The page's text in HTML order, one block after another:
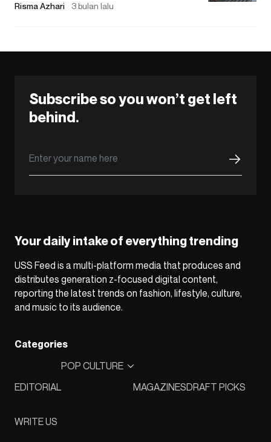
Risma Azhari 3 bulan lalu
Subscribe so you won’t get left
behind.
Your daily intake of everything trending
USS Feed is a multi-platform media that produces and
distributes generation z-focused digital content,
reporting the latest trends on fashion, lifestyle, culture,
and music to its audience.
Categories
EDITORIAL
POP CULTURE
MAGAZINESDRAFT PICKS
WRITE US